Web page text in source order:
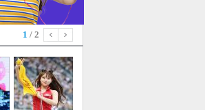
1 / 2